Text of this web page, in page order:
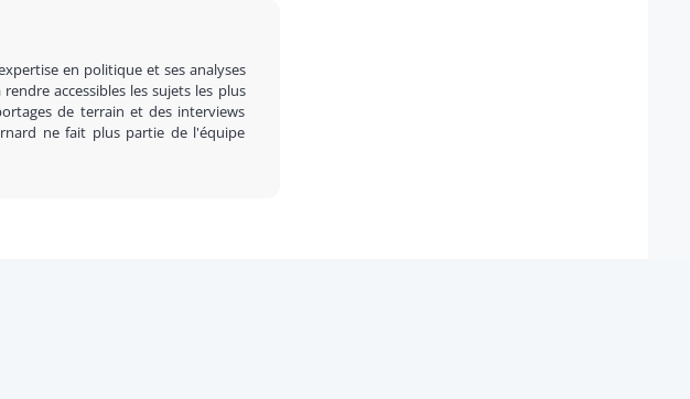
en politique et ses analyses
accessibles les sujets les plus
de terrain et des interviews
ne fait plus partie de l'équipe